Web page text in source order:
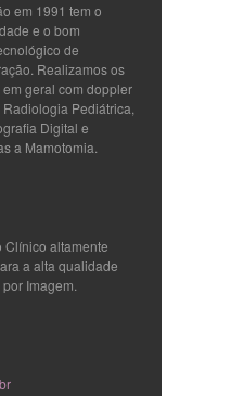
em 1991 tem o
e o bom
de
Realizamos os
geral com doppler
Pediátrica,
Digital e
a Mamotomia.
Clínico altamente
a alta qualidade
Imagem.